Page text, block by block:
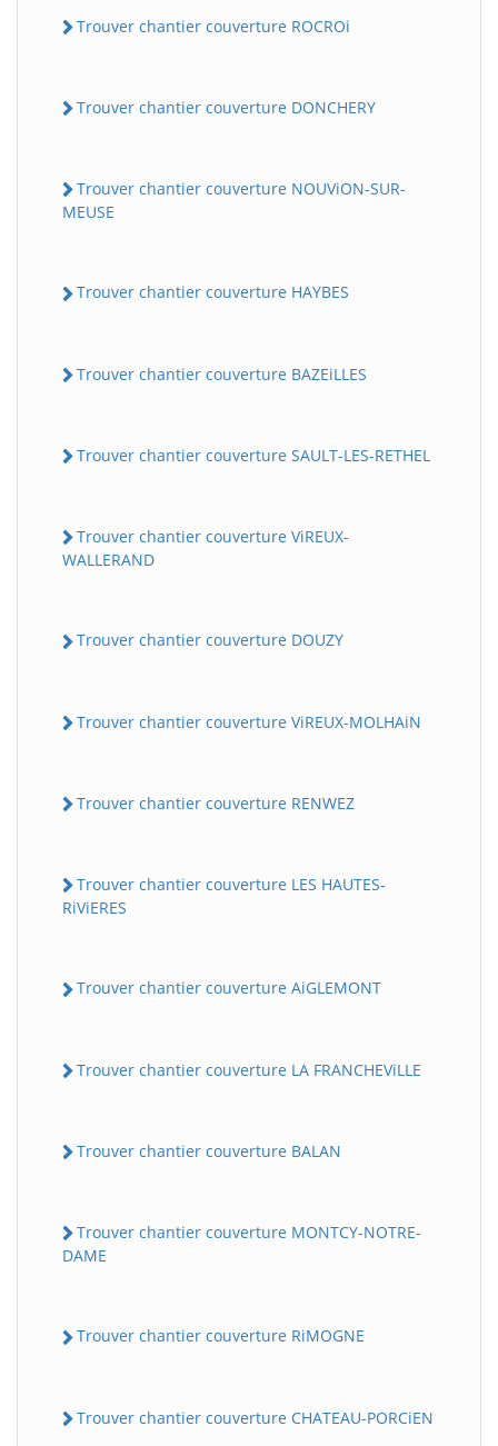
Trouver chantier couverture ROCROi
Trouver chantier couverture DONCHERY
Trouver chantier couverture NOUViON-SUR-
MEUSE
Trouver chantier couverture HAYBES
Trouver chantier couverture BAZEiLLES
Trouver chantier couverture SAULT-LES-RETHEL
Trouver chantier couverture ViREUX-
WALLERAND
Trouver chantier couverture DOUZY
Trouver chantier couverture ViREUX-MOLHAiN
Trouver chantier couverture RENWEZ
Trouver chantier couverture LES HAUTES-
RiViERES
Trouver chantier couverture AiGLEMONT
Trouver chantier couverture LA FRANCHEViLLE
Trouver chantier couverture BALAN
Trouver chantier couverture MONTCY-NOTRE-
DAME
Trouver chantier couverture RiMOGNE
Trouver chantier couverture CHATEAU-PORCiEN